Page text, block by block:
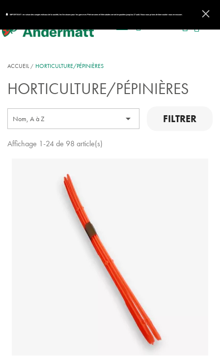
ACCUEIL HORTICULTURE/PÉPINIÈRES
HORTICULTURE/PÉPINIÈRES
Nom, A à Z  FILTRER
Affichage 1-24 de 98 article(s)
IMPORTANT : en raison des congés estivaux de la société, les livraisons pour les gammes Phéromones et Nématodes seront impactées jusqu'au 17 août. Nous vous prions de bien vouloir nous en excuser.